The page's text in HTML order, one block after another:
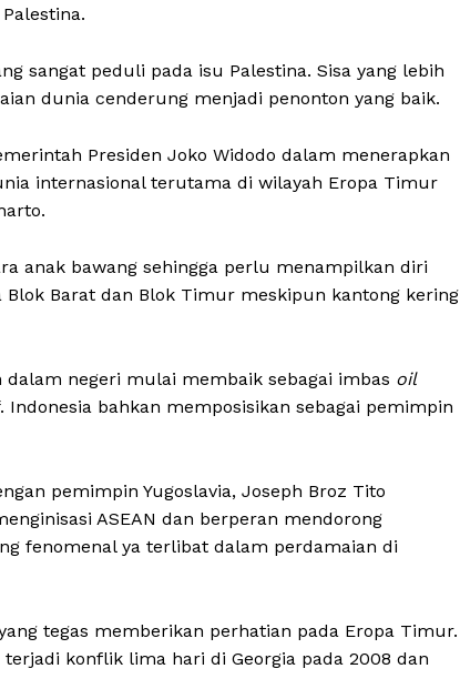
sangat peduli pada isu Palestina. Sisa yang lebih
dunia cenderung menjadi penonton yang baik.
Presiden Joko Widodo dalam menerapkan
internasional terutama di wilayah Eropa Timur
anak bawang sehingga perlu menampilkan diri
Barat dan Blok Timur meskipun kantong kering
negeri mulai membaik sebagai imbas oil
Indonesia bahkan memposisikan sebagai pemimpin
pemimpin Yugoslavia, Joseph Broz Tito
ASEAN dan berperan mendorong
fenomenal ya terlibat dalam perdamaian di
tegas memberikan perhatian pada Eropa Timur.
konflik lima hari di Georgia pada 2008 dan